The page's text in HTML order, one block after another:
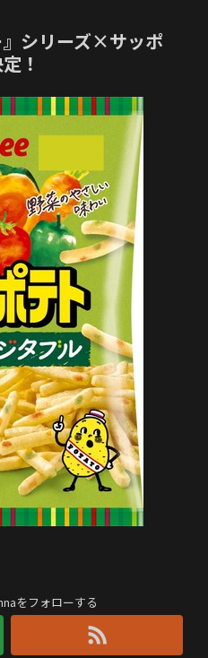
』シリーズ×サッポ
！
をフォローする